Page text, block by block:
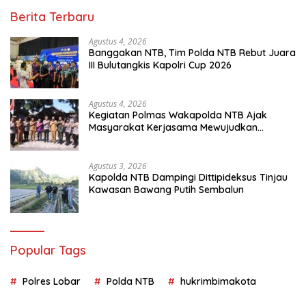
Berita Terbaru
Agustus 4, 2026
Banggakan NTB, Tim Polda NTB Rebut Juara
III Bulutangkis Kapolri Cup 2026
Agustus 4, 2026
Kegiatan Polmas Wakapolda NTB Ajak
Masyarakat Kerjasama Mewujudkan
Agustus 3, 2026
Kapolda NTB Dampingi Dittipideksus Tinjau
Kawasan Bawang Putih Sembalun
Popular Tags
Polres Lobar Polda NTB hukrimbimakota